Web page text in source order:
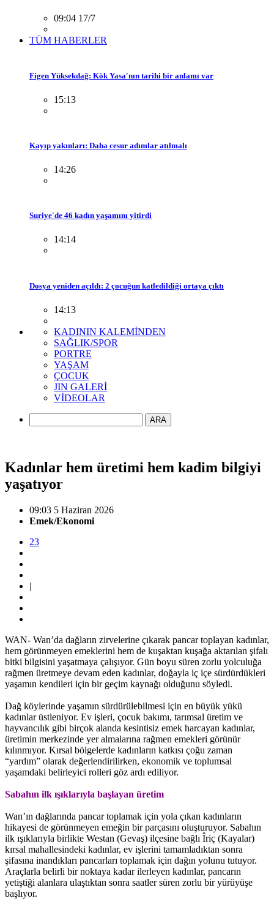
09:04 17/7
TÜM HABERLER
Figen Yüksekdağ: Kök Yasa'nın tarihi bir anlamı var
15:13
Kayıp yakınları: Daha cesur adımlar atılmalı
14:26
Suriye'de 46 kadın yaşamını yitirdi
14:14
Dosya yeniden açıldı: 2 çocuğun katledildiği ortaya çıktı
14:13
KADININ KALEMİNDEN
SAĞLIK/SPOR
PORTRE
YAŞAM
ÇOCUK
JIN GALERİ
VİDEOLAR
ARA
Kadınlar hem üretimi hem kadim bilgiyi
yaşatıyor
09:03 5 Haziran 2026
Emek/Ekonomi
23
|
WAN- Wan’da dağların zirvelerine çıkarak pancar toplayan kadınlar,
hem görünmeyen emeklerini hem de kuşaktan kuşağa aktarılan şifalı
bitki bilgisini yaşatmaya çalışıyor. Gün boyu süren zorlu yolculuğa
rağmen üretmeye devam eden kadınlar, doğayla iç içe sürdürdükleri
yaşamın kendileri için bir geçim kaynağı olduğunu söyledi.
Dağ köylerinde yaşamın sürdürülebilmesi için en büyük yükü
kadınlar üstleniyor. Ev işleri, çocuk bakımı, tarımsal üretim ve
hayvancılık gibi birçok alanda kesintisiz emek harcayan kadınlar,
üretimin merkezinde yer almalarına rağmen emekleri görünür
kılınmıyor. Kırsal bölgelerde kadınların katkısı çoğu zaman
“yardım” olarak değerlendirilirken, ekonomik ve toplumsal
yaşamdaki belirleyici rolleri göz ardı ediliyor.
Sabahın ilk ışıklarıyla başlayan üretim
Wan’ın dağlarında pancar toplamak için yola çıkan kadınların
hikayesi de görünmeyen emeğin bir parçasını oluşturuyor. Sabahın
ilk ışıklarıyla birlikte Westan (Gevaş) ilçesine bağlı Îriç (Kayalar)
kırsal mahallesindeki kadınlar, ev işlerini tamamladıktan sonra
şifasına inandıkları pancarları toplamak için dağın yolunu tutuyor.
Araçlarla belirli bir noktaya kadar ilerleyen kadınlar, pancarın
yetiştiği alanlara ulaştıktan sonra saatler süren zorlu bir yürüyüşe
başlıyor.